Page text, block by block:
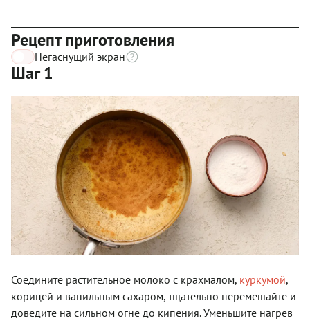
Рецепт приготовления
Негаснущий экран
Шаг 1
Соедините растительное молоко с крахмалом, куркумой,
корицей и ванильным сахаром, тщательно перемешайте и
доведите на сильном огне до кипения. Уменьшите нагрев